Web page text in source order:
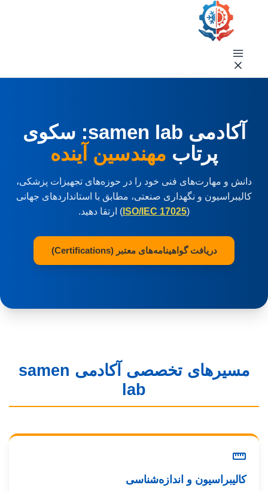
آکادمی samen lab: سکوی
پرتاب مهندسین آینده
دانش و مهارت‌های فنی خود را در حوزه‌های تجهیزات پزشکی،
کالیبراسیون و نگهداری صنعتی، مطابق با استانداردهای جهانی
(
ISO/IEC 17025) ارتقا دهید.
دریافت گواهینامه‌های معتبر (Certifications)
مسیرهای تخصصی آکادمی samen
lab
straighten
کالیبراسیون و اندازه‌شناسی